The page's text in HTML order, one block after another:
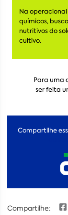
Na
químicos,
nutritivos do
cultivo.
Para uma
ser feita
Compartilhe
Compartilhe: